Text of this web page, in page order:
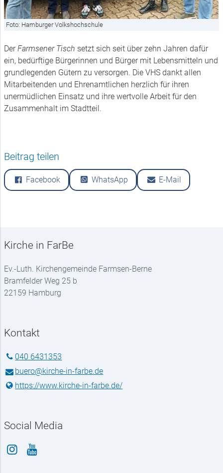
Foto: Hamburger Volkshochschule
DerFarmsener Tisch setzt sich seit über zehn Jahren dafür
ein, bedürftige Bürgerinnen und Bürger mit Lebensmitteln und
grundlegenden Gütern zu versorgen. Die VHS dankt allen
Mitarbeitenden und Ehrenamtlichen herzlich für ihren
unermüdlichen Einsatz und ihre wertvolle Arbeit für den
Zusammenhalt im Stadtteil.
Beitrag teilen
Facebook WhatsApp E-Mail
Kirche in FarBe
Ev.-Luth. Kirchengemeinde Farmsen-Berne
Bramfelder Weg 25 b
22159 Hamburg
Kontakt
040 6431353
buero@​kirche-in-farbe.​de
https://www.​kirche-in-farbe.​de/
Social Media